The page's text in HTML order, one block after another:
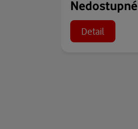
Nedostupné
Detail